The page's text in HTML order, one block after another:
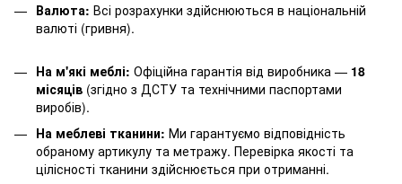
Валюта: Всі розрахунки здійснюються в національній
валюті (гривня).
На м'які меблі: Офіційна гарантія від виробника — 18
місяців (згідно з ДСТУ та технічними паспортами
виробів).
На меблеві тканини: Ми гарантуємо відповідність
обраному артикулу та метражу. Перевірка якості та
цілісності тканини здійснюється при отриманні.